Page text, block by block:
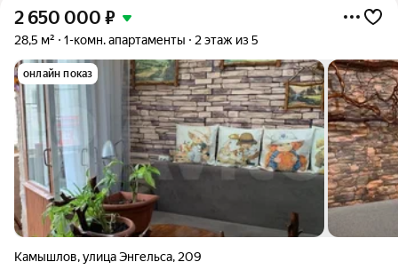
2 650 000 ₽
28,5 м² 1-комн. апартаменты 2 этаж из 5
онлайн показ
Камышлов,улица Энгельса, 209